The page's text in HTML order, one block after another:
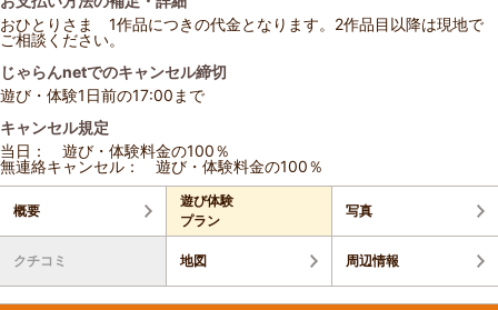
おひとりさま 1作品につきの代金となります。2作品目以降は現地で
ご相談ください。
じゃらんnetでのキャンセル締切
遊び・体験1日前の17:00まで
キャンセル規定
当日： 遊び・体験料金の100％
無連絡キャンセル： 遊び・体験料金の100％
概要
遊び体験
プラン
写真
クチコミ 地図 周辺情報